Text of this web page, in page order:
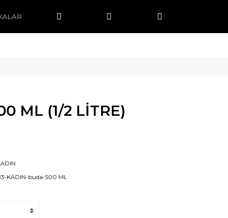
ML (1/2 LİTRE)
KADIN-buda-500 ML